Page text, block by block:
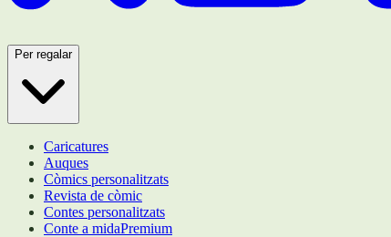
Per regalar
Caricatures
Auques
Còmics personalitzats
Revista de còmic
Contes personalitzats
Conte a midaPremium